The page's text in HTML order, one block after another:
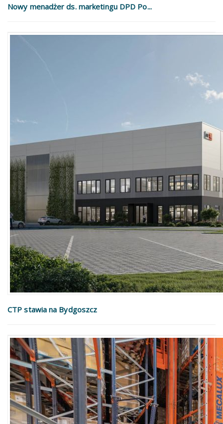
Nowy menadżer ds. marketingu DPD Po...
CTP stawia na Bydgoszcz